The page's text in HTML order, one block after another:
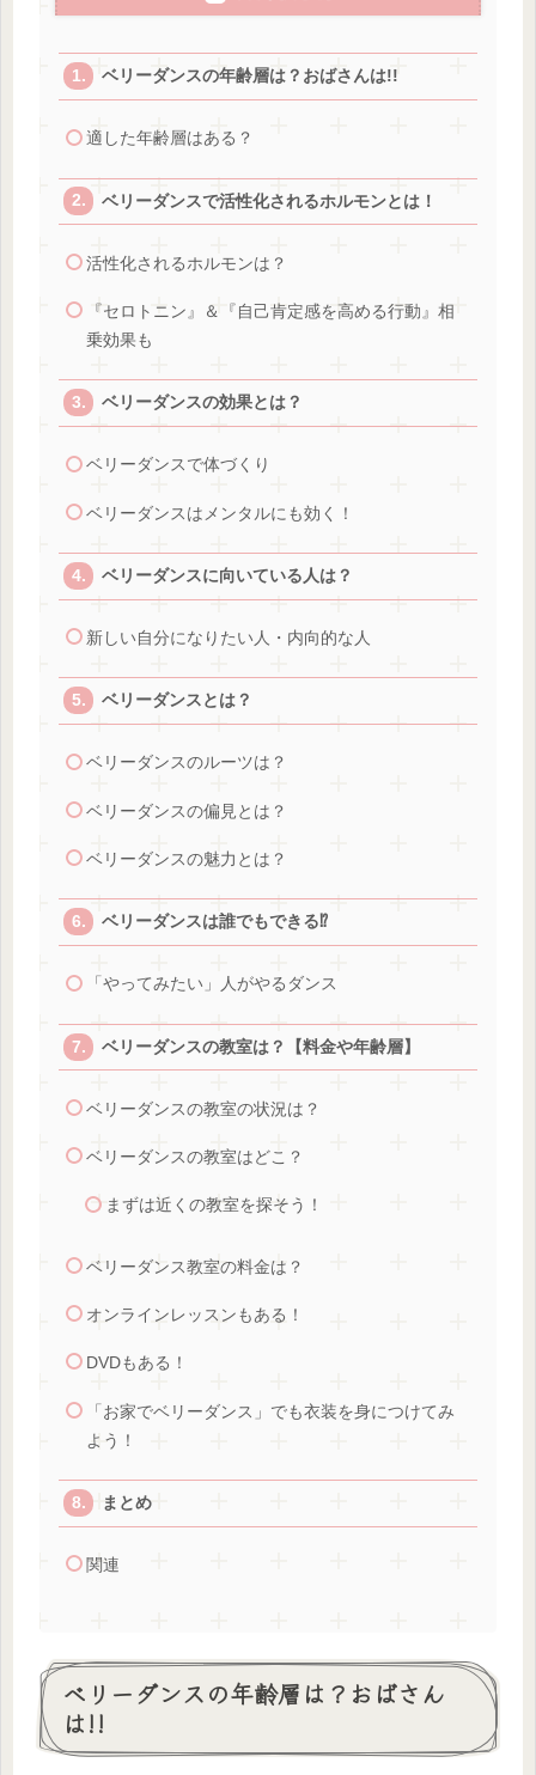
ベリーダンスの年齢層は？おばさんは!!
適した年齢層はある？
ベリーダンスで活性化されるホルモンとは！
活性化されるホルモンは？
『セロトニン』＆『自己肯定感を高める行動』相
乗効果も
ベリーダンスの効果とは？
ベリーダンスで体づくり
ベリーダンスはメンタルにも効く！
ベリーダンスに向いている人は？
新しい自分になりたい人・内向的な人
ベリーダンスとは？
ベリーダンスのルーツは？
ベリーダンスの偏見とは？
ベリーダンスの魅力とは？
ベリーダンスは誰でもできる⁉
「やってみたい」人がやるダンス
ベリーダンスの教室は？【料金や年齢層】
ベリーダンスの教室の状況は？
ベリーダンスの教室はどこ？
まずは近くの教室を探そう！
ベリーダンス教室の料金は？
オンラインレッスンもある！
DVDもある！
「お家でベリーダンス」でも衣装を身につけてみ
よう！
まとめ
関連
ベリーダンスの年齢層は？おばさん
は!!